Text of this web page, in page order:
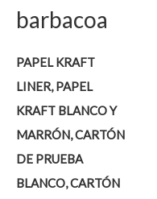
barbacoa
PAPEL KRAFT
LINER, PAPEL
KRAFT BLANCO Y
MARRÓN, CARTÓN
DE PRUEBA
BLANCO, CARTÓN